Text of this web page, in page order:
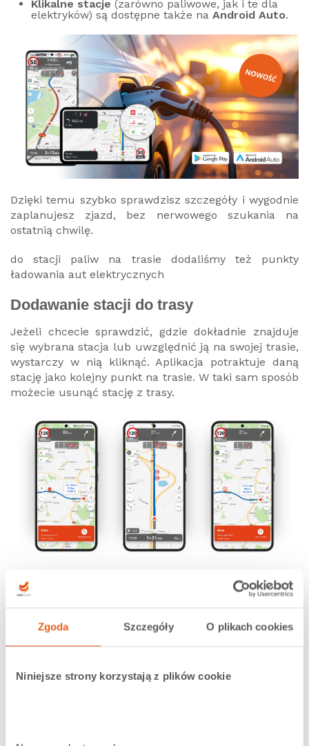
Zgoda Szczegóły O plikach cookies
Niniejsze strony korzystają z plików cookie
Klikalne stacje (zarówno paliwowe, jak i te dla
elektryków) są dostępne także na Android Auto.
Dzięki temu szybko sprawdzisz szczegóły i wygodnie
zaplanujesz zjazd, bez nerwowego szukania na
ostatnią chwilę.
do stacji paliw na trasie dodaliśmy też punkty
ładowania aut elektrycznych
Dodawanie stacji do trasy
Jeżeli chcecie sprawdzić, gdzie dokładnie znajduje
się wybrana stacja lub uwzględnić ją na swojej trasie,
wystarczy w nią kliknąć. Aplikacja potraktuje daną
stację jako kolejny punkt na trasie. W taki sam sposób
możecie usunąć stację z trasy.
Domyślnie, aplikacja wyświetla wszystkie stacje paliw
na trasie. Jeśli jednak lubicie tankować tylko na
preferencje wychodząc w menu aplikacji >